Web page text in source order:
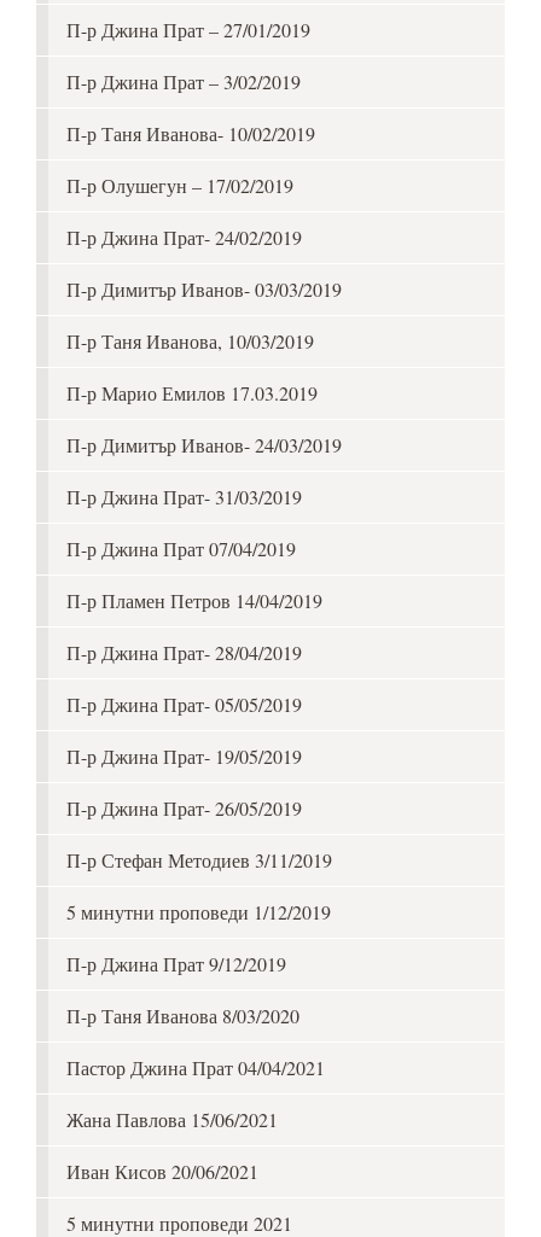
П-р Джина Прат – 27/01/2019
П-р Джина Прат – 3/02/2019
П-р Таня Иванова- 10/02/2019
П-р Олушегун – 17/02/2019
П-р Джина Прат- 24/02/2019
П-р Димитър Иванов- 03/03/2019
П-р Таня Иванова, 10/03/2019
П-р Марио Емилов 17.03.2019
П-р Димитър Иванов- 24/03/2019
П-р Джина Прат- 31/03/2019
П-р Джина Прат 07/04/2019
П-р Пламен Петров 14/04/2019
П-р Джина Прат- 28/04/2019
П-р Джина Прат- 05/05/2019
П-р Джина Прат- 19/05/2019
П-р Джина Прат- 26/05/2019
П-р Стефан Методиев 3/11/2019
5 минутни проповеди 1/12/2019
П-р Джина Прат 9/12/2019
П-р Таня Иванова 8/03/2020
Пастор Джина Прат 04/04/2021
Жана Павлова 15/06/2021
Иван Кисов 20/06/2021
5 минутни проповеди 2021